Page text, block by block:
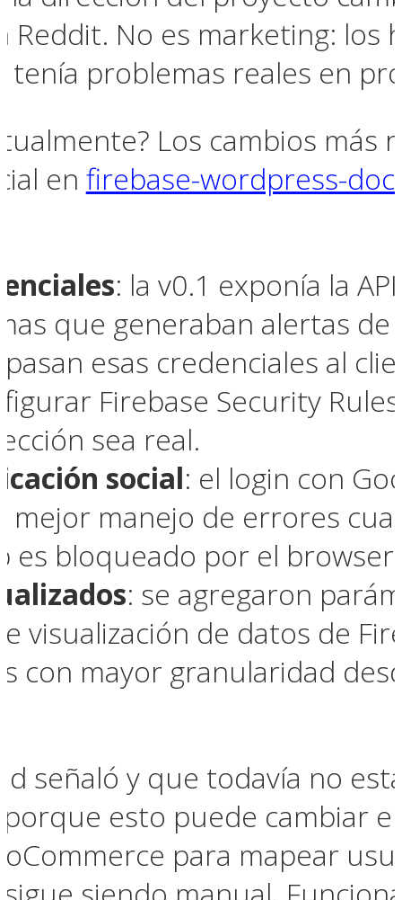
Reddit. No es marketing: los
tenía problemas reales en
Los cambios más
en firebase-wordpress-
: la v0.1 exponía la
que generaban alertas de
esas credenciales al
Firebase Security
sea real.
social: el login con
mejor manejo de errores
es bloqueado por el browser.
: se agregaron
visualización de datos de
con mayor granularidad
señaló y que todavía no
esto puede cambiar
para mapear